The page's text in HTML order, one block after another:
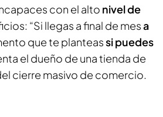
con el alto nivel de
“Si llegas a final de mesa
que te planteassi puedes
el dueño de una tienda de
cierre masivo de comercio.